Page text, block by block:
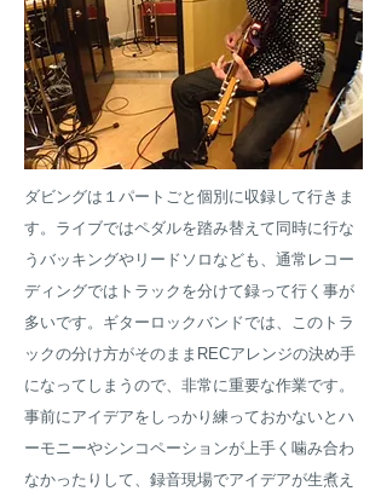
ダビングは１パートごと個別に収録して行きま
す。 ライブではペダルを踏み替えて同時に行な
うバッキングやリードソロなども、通常レコー
ディングではトラックを分けて録って行く事が
多いです。ギターロックバンドでは、このトラ
ックの分け方がそのままRECアレンジの決め手
になってしまうので、非常に重要な作業です。
事前にアイデアをしっかり練っておかないとハ
ーモニーやシンコペーションが上手く噛み合わ
なかったりして、録音現場でアイデアが生煮え